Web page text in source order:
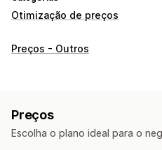
Otimização de preços
Gestão de preços
Preços - Outros
Preços
Escolha o plano ideal para o